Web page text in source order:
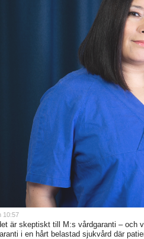
10:57
är skeptiskt till M:s vårdgaranti – och
i en hårt belastad sjukvård där